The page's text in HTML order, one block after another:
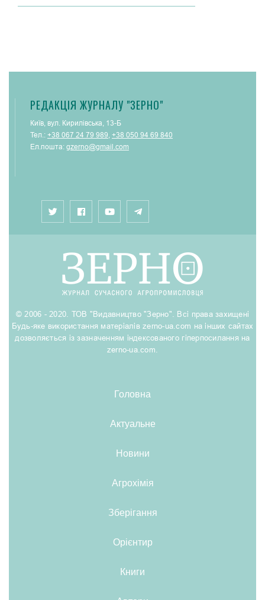
РЕДАКЦІЯ ЖУРНАЛУ "ЗЕРНО"
Київ, вул. Кирилівська, 13-Б
Тел.: +38 067 24 79 989 +38 050 94 69 840
Ел.пошта: gzerno@gmail.com
© 2006 - 2020. ТОВ "Видавництво "Зерно". Всі права захищені
Будь-яке використання матеріалів zerno-ua.com на інших сайтах
дозволяється із зазначенням індексованого гіперпосилання на
zerno-ua.com.
Головна
Актуальне
Новини
Агрохімія
Зберігання
Орієнтир
Книги